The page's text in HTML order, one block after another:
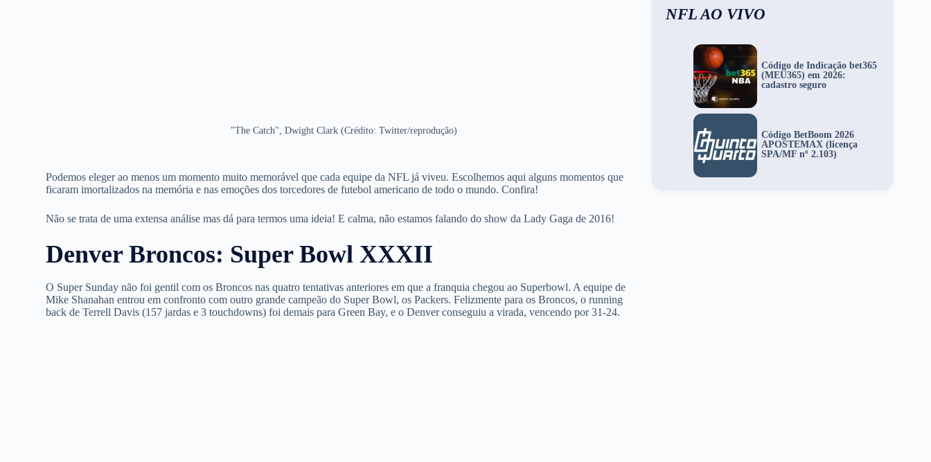
"The Catch", Dwight Clark (Crédito: Twitter/reprodução)
Podemos eleger ao menos um momento muito memorável que cada equipe da NFL já viveu. Escolhemos aqui alguns momentos que
ficaram imortalizados na memória e nas emoções dos torcedores de futebol americano de todo o mundo. Confira!
Não se trata de umaextensaanálise mas dá para termos uma ideia! E calma, não estamos falando do show daLady Gaga de 2016!
Denver Broncos: Super Bowl XXXII
O Super Sunday não foi gentil com os Broncos nas quatro tentativas anteriores em que a franquia chegou ao Superbowl. A equipe de
Mike Shanahan entrou em confronto com outro grande campeão do Super Bowl, os Packers. Felizmente para os Broncos, o running
back de Terrell Davis (157 jardas e 3 touchdowns) foi demais para Green Bay, e o Denver conseguiu a virada, vencendo por 31-24.
NFL AO VIVO
Código de Indicação bet365
(MEU365) em 2026:
cadastro seguro
Código BetBoom 2026
APOSTEMAX (licença
SPA/MF nº 2.103)